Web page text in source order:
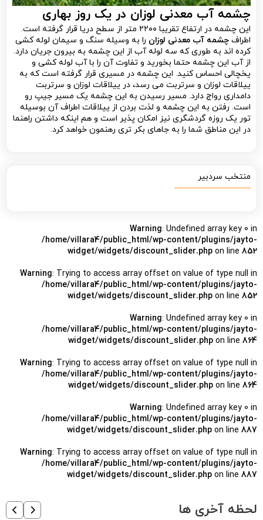
چشمه آب معدنی لوزان در یک روز بهاری
این چشمه در ارتفاع تقریبا ۲۲۰۰ متر از سطح دریا قرار گرفته است.
اطراف چشمه آب معدنی لوزان را به وسیله سنگ و سیمان لوله کشی
کرده اند به طوری که سه لوله آب از این چشمه به بیرون جریان دارد.
از آب این چشمه حتما بخورید و تفاوت آن را با آب لوله کشی و
یخچالی احساس کنید. این چشمه در مسیری قرار گرفته است که به
ییلاقات لوزان و سرتربت می رسد، در ییلاقات لوزان و سرتربت
دامداری رواج دارد. مسیر رسیدن به این چشمه یک مسیر جیپ رو
است. رفتن به این چشمه و لذت بردن از ییلاقات اطراف آن بوسیله
تور یک روزه گردشگری نیز امکان پذیر است و هم اینکه داشتن راهنما
در این مناطق شما را به جاهای بکر تری رهنمون خواهد کرد.
منتخب سردبیر
Warning: Undefined array key 0 in
/home/villara4/public_html/wp-content/plugins/jayto-
widget/widgets/discount_slider.php on line 852
Warning: Trying to access array offset on value of type null in
/home/villara4/public_html/wp-content/plugins/jayto-
widget/widgets/discount_slider.php on line 852
Warning: Undefined array key 0 in
/home/villara4/public_html/wp-content/plugins/jayto-
widget/widgets/discount_slider.php on line 864
Warning: Trying to access array offset on value of type null in
/home/villara4/public_html/wp-content/plugins/jayto-
widget/widgets/discount_slider.php on line 864
Warning: Undefined array key 0 in
/home/villara4/public_html/wp-content/plugins/jayto-
widget/widgets/discount_slider.php on line 887
Warning: Trying to access array offset on value of type null in
/home/villara4/public_html/wp-content/plugins/jayto-
widget/widgets/discount_slider.php on line 887
لحظه آخری ها